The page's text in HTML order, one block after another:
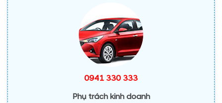
0941 330 333
Phụ trách kinh doanh